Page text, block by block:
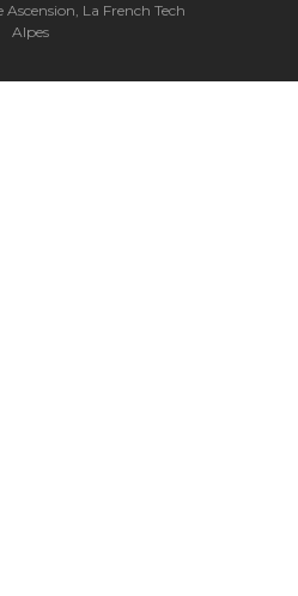
La French Tech
Alpes